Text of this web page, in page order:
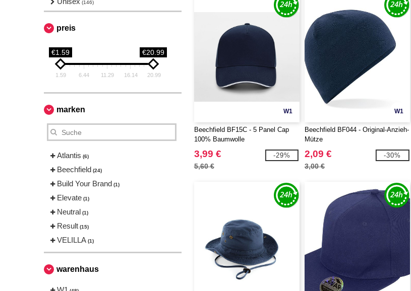
(146)
preis
€1.59 €20.99
1.59 6.44 11.29 16.14 20.99
marken
Atlantis (6)
Beechfield (24)
Build Your Brand (1)
Elevate (1)
Neutral (1)
Result (15)
VELILLA (1)
warenhaus
W1
Beechfield BF15C - 5 Panel Cap
100% Baumwolle
3,99 €
5,60 €
-29%
W1
Beechfield BF044 - Original-Anzieh-
Mütze
2,09 €
3,00 €
-30%